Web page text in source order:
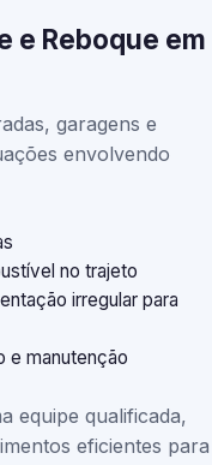
e Reboque em
garagens e
envolvendo
no trajeto
irregular para
e manutenção
equipe qualificada,
eficientes para